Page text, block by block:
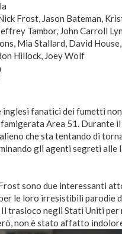
Frost, Jason Bateman,
Tambor, John Carroll
Mia Stallard, David
Hillock, Joey Wolf
inglesi fanatici dei fumetti
Area 51. Durante
che sta tentando di
gli agenti segreti
sono due interessanti
le loro irresistibili parodie
Il trasloco negli Stati Uniti
non è stato affatto